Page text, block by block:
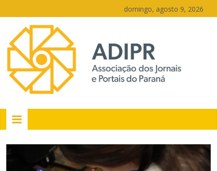
para
conteúdo
domingo, agosto 9, 2026
PR
Portais
Portal